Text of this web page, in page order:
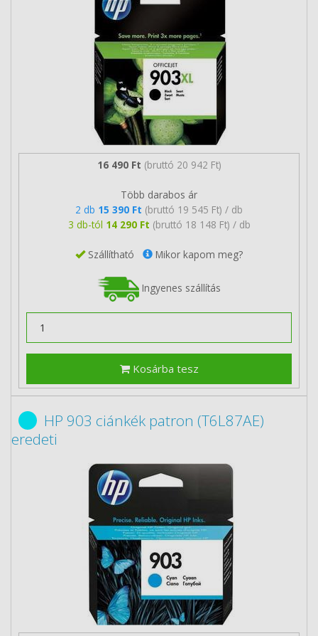
16 490 Ft (bruttó 20 942 Ft)
Több darabos ár
2 db 15 390 Ft (bruttó 19 545 Ft) / db
3 db-tól 14 290 Ft (bruttó 18 148 Ft) / db
Szállítható Mikor kapom meg?
Ingyenes szállítás
Kosárba tesz
HP 903 ciánkék patron (T6L87AE)
eredeti